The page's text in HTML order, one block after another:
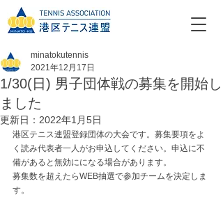
1/30(日) 男子団体戦の募集を開始し
ました
minatokutennis
2021年12月17日
更新日： 2022年1月5日
港区テニス連盟登録団体の大会です。募集要項をよ
く読み代表者一人がお申込してください。申込に不
備があると無効にになる場合があります。
募集数を超えたらWEB抽選で参加チームを決定しま
す。